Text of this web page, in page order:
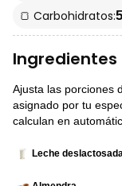
🍞 Carbohidratos:
Ingredientes
Ajusta las porciones
asignado por tu
calculan en
Leche